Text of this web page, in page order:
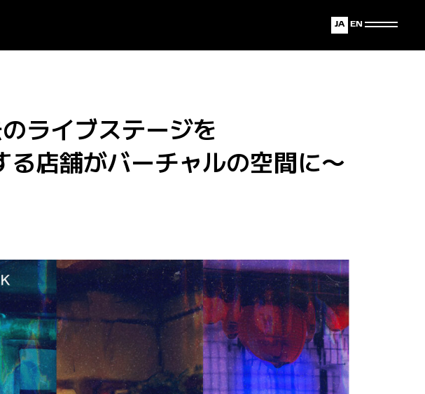
English
Japanese
ライブステージを
る店舗がバーチャルの空間に〜